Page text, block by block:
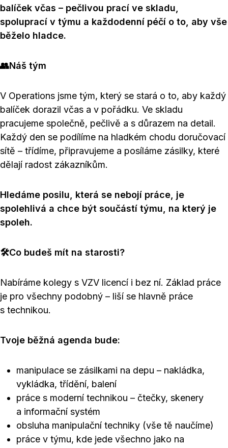
balíček včas – pečlivou prací ve skladu,
spoluprací v týmu a každodenní péčí o to, aby vše
běželo hladce.
👥Náš tým
V Operations jsme tým, který se stará o to, aby každý
balíček dorazil včas a v pořádku. Ve skladu
pracujeme společně, pečlivě a s důrazem na detail.
Každý den se podílíme na hladkém chodu doručovací
sítě – třídíme, připravujeme a posíláme zásilky, které
dělají radost zákazníkům.
Hledáme posilu, která se nebojí práce, je
spolehlivá a chce být součástí týmu, na který je
spoleh.
🛠️Co budeš mít na starosti?
Nabíráme kolegy s VZV licencí i bez ní. Základ práce
je pro všechny podobný – liší se hlavně práce
s technikou.
Tvoje běžná agenda bude:
manipulace se zásilkami na depu – nakládka,
vykládka, třídění, balení
práce s moderní technikou – čtečky, skenery
a informační systém
obsluha manipulační techniky (vše tě naučíme)
práce v týmu, kde jede všechno jako na